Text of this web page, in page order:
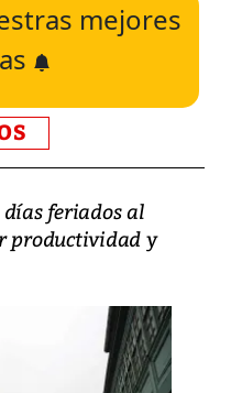
mejores
feriados al
productividad y